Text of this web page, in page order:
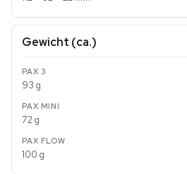
Gewicht (ca.)
93 g
72 g
100 g